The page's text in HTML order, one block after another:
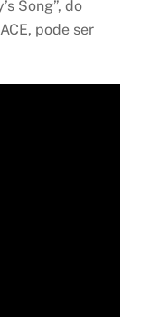
Song”, do
pode ser